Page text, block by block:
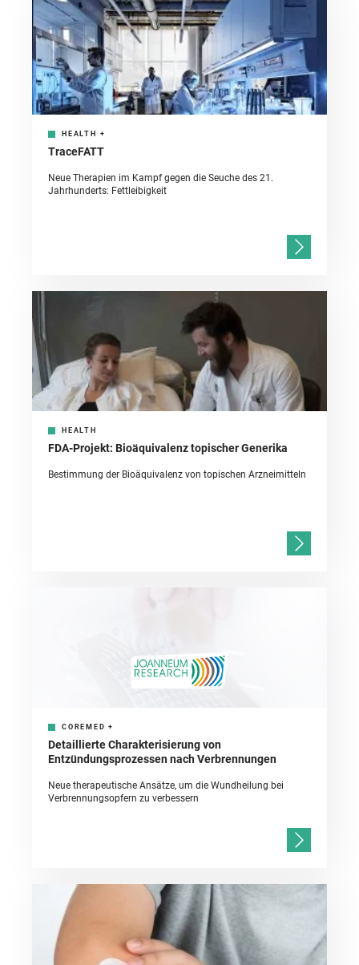
HEALTH +
TraceFATT
Neue Therapien im Kampf gegen die Seuche des 21.
Jahrhunderts: Fettleibigkeit
HEALTH
FDA-Projekt: Bioäquivalenz topischer Generika
Bestimmung der Bioäquivalenz von topischen Arzneimitteln
COREMED +
Detaillierte Charakterisierung von
Entzündungsprozessen nach Verbrennungen
Neue therapeutische Ansätze, um die Wundheilung bei
Verbrennungsopfern zu verbessern